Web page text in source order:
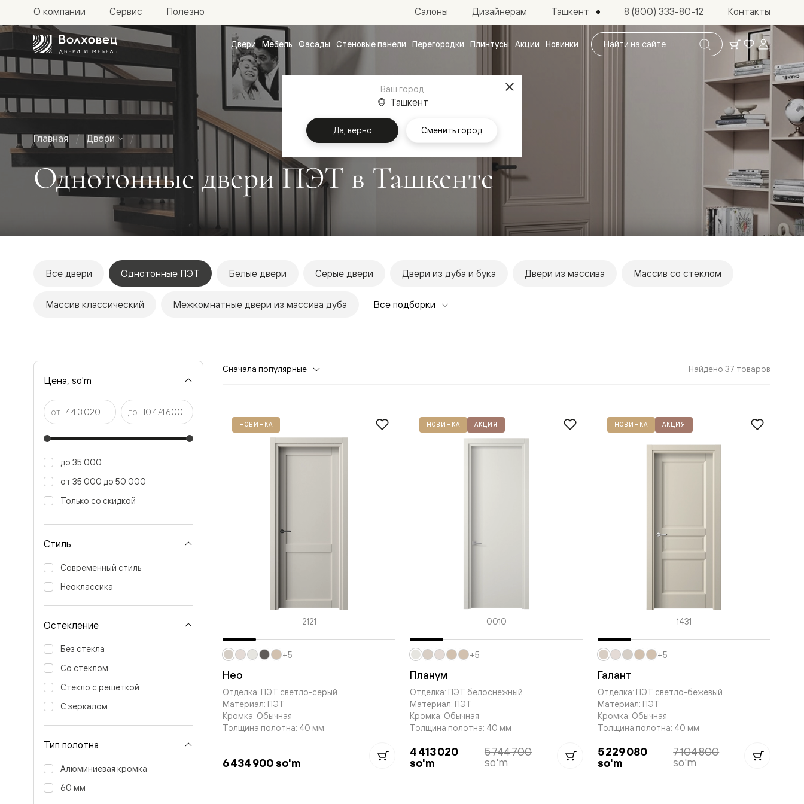
Поиск
по
сайту
Двери Мебель Фасады Стеновые панели Перегородки Плинтусы Акции Новинки
Межкомнатные
двери
Доступные
и практичные
Фридом
Центро
Галант
Нео
Планум
Секрето
скрытые
двери
Фрезерованные
Рокка
Дюна
и
алюминиевая
кромка
массива
Палаццо
Антик
Шарм
Тоскана
Эго
Из
алюминия
Формато
О компании Сервис Полезно Салоны Дизайнерам Ташкент 8 (800) 333-80-12 Контакты
Ваш город
Ташкент
Да, верно Сменить город
Главная Двери
Однотонные двери ПЭТ в Ташкенте
Все двери Однотонные ПЭТ Белые двери Серые двери Двери из дуба и бука Двери из массива Массив со стеклом
Массив классический Межкомнатные двери из массива дуба Все подборки
Цена, so'm
от до
до 35 000
от 35 000 до 50 000
Только со скидкой
Стиль
Современный стиль
Неоклассика
Остекление
Без стекла
Со стеклом
Стекло с решёткой
С зеркалом
Тип полотна
Алюминиевая кромка
60 мм
Сначала популярные Найдено 37 товаров
НОВИНКА
2121
Нео
Отделка: ПЭТ светло-серый
Материал: ПЭТ
Кромка: Обычная
Толщина полотна: 40 мм
6 434 900 so'm
+5
НОВИНКА АКЦИЯ
0010
Планум
Отделка: ПЭТ белоснежный
Материал: ПЭТ
Кромка: Обычная
Толщина полотна: 40 мм
4 413 020
so'm
5 744 700
so'm
+5
НОВИНКА АКЦИЯ
1431
Галант
Отделка: ПЭТ светло-бежевый
Материал: ПЭТ
Кромка: Обычная
Толщина полотна: 40 мм
5 229 080
so'm
7 104 800
so'm
+5